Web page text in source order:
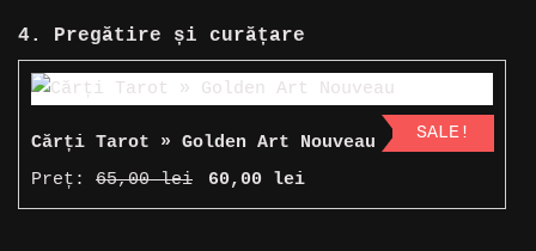
4. Pregătire și curățare
SALE!
Cărți Tarot » Golden Art Nouveau
Preț: 65,00lei
Prețul
inițial
60,00 lei
curent